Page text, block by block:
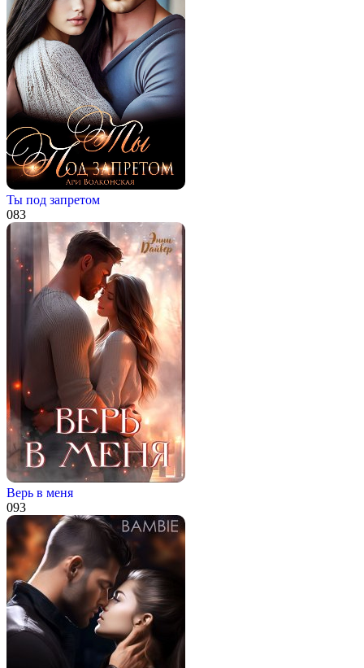
Ты под запретом
083
Верь в меня
093